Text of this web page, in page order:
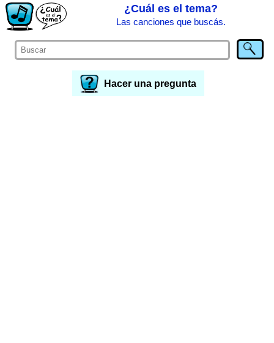
¿Cuál es el tema?
Las canciones que buscás.
Hacer una pregunta